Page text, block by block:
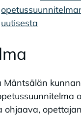
uutisesta
ohjaava,